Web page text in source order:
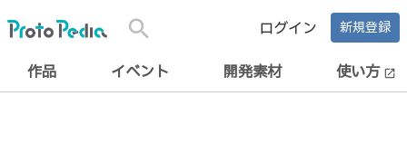
search ログイン 新規登録
作品 イベント 開発素材 使い方 open_in_new